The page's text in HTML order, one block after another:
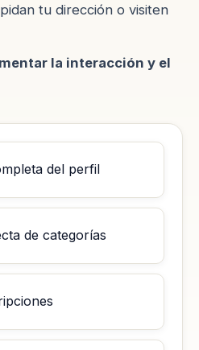
tu dirección o visiten
la interacción y el
del perfil
de categorías